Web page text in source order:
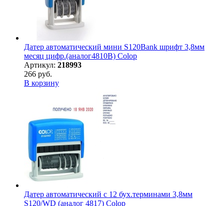
Датер автоматический мини S120Bank шрифт 3,8мм
месяц цифр.(аналог4810B) Colop
Артикул: 218993
266 руб.
В корзину
Датер автоматический с 12 бух.терминами 3,8мм
S120/WD (аналог 4817) Colop